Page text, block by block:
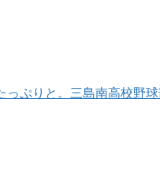
っぷりと。三島南高校野